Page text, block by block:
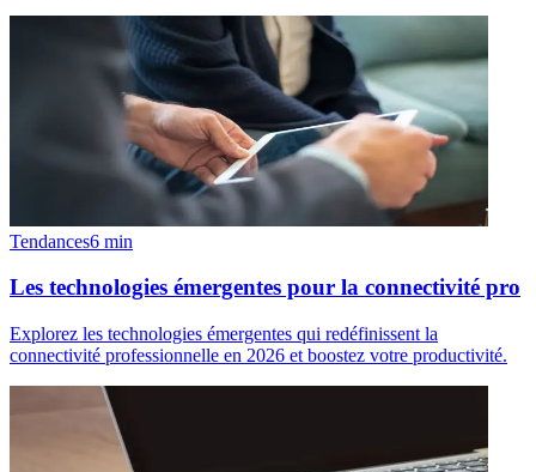
Tendances6 min
Les technologies émergentes pour la connectivité pro
Explorez les technologies émergentes qui redéfinissent la
connectivité professionnelle en 2026 et boostez votre productivité.